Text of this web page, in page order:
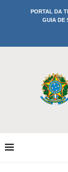
PORTAL DA
GUIA DE